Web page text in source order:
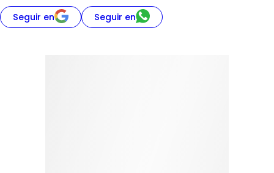
Seguir en Seguir en